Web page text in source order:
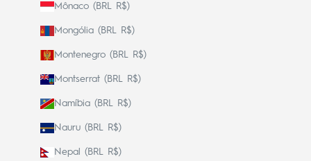
Mônaco (BRL R$)
Mongólia (BRL R$)
Montenegro (BRL R$)
Montserrat (BRL R$)
Namíbia (BRL R$)
Nauru (BRL R$)
Nepal (BRL R$)